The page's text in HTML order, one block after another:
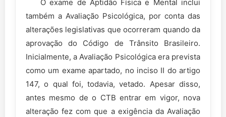
O exame de Aptidão Física e Mental inclui
também a Avaliação Psicológica, por conta das
alterações legislativas que ocorreram quando da
aprovação do Código de Trânsito Brasileiro.
Inicialmente, a Avaliação Psicológica era prevista
como um exame apartado, no inciso II do artigo
147, o qual foi, todavia, vetado. Apesar disso,
antes mesmo de o CTB entrar em vigor, nova
alteração fez com que a exigência da Avaliação